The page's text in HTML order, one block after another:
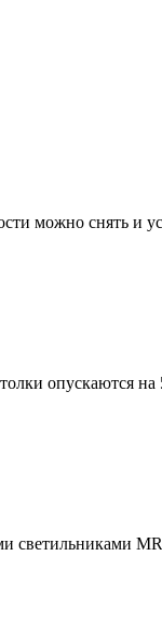
можно снять и
опускаются на